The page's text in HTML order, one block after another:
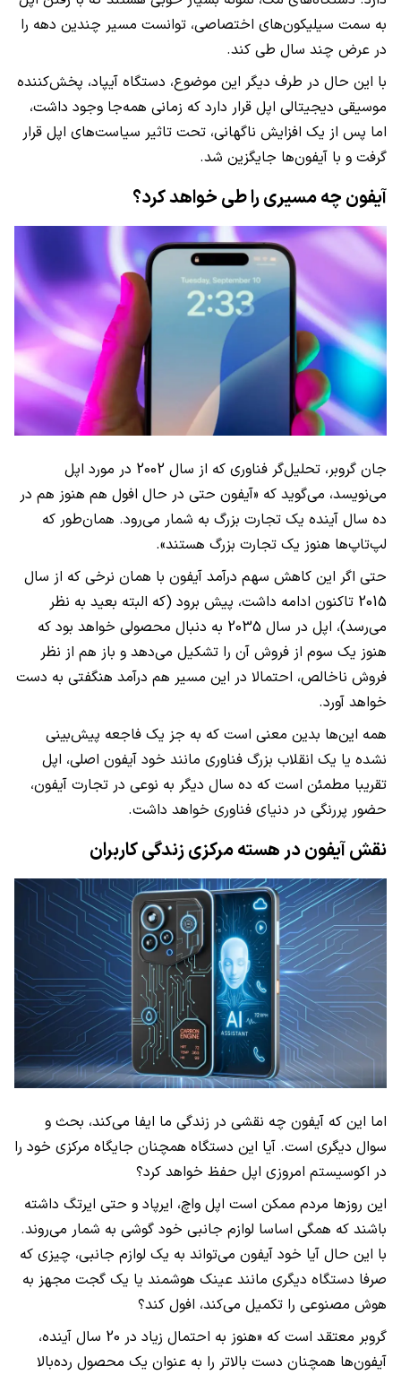
به سمت سیلیکون‌های اختصاصی، توانست مسیر چندین دهه را
در عرض چند سال طی کند.
با این حال در طرف دیگر این موضوع، دستگاه آیپاد، پخش‌کننده
موسیقی دیجیتالی اپل قرار دارد که زمانی همه‌جا وجود داشت،
اما پس از یک افزایش ناگهانی، تحت تاثیر سیاست‌های اپل قرار
گرفت و با آیفون‌ها جایگزین شد.
آیفون چه مسیری را طی خواهد کرد؟
جان گروبر، تحلیل‌گر فناوری که از سال 2002 در مورد اپل
می‌نویسد، می‌گوید که «آیفون حتی در حال افول هم هنوز هم در
ده سال آینده یک تجارت بزرگ به شمار می‌رود. همان‌طور که
لپ‌تاپ‌ها هنوز یک تجارت بزرگ هستند».
حتی اگر این کاهش سهم درآمد آیفون با همان نرخی که از سال
2015 تاکنون ادامه داشت، پیش برود (که البته بعید به نظر
می‌رسد)، اپل در سال 2035 به دنبال محصولی خواهد بود که
هنوز یک سوم از فروش آن را تشکیل می‌دهد و باز هم از نظر
فروش ناخالص، احتمالا در این مسیر هم درآمد هنگفتی به دست
خواهد آورد.
همه این‌ها بدین معنی است که به جز یک فاجعه پیش‌بینی
نشده یا یک انقلاب بزرگ فناوری مانند خود آیفون اصلی، اپل
تقریبا مطمئن است که ده سال دیگر به نوعی در تجارت آیفون،
حضور پررنگی در دنیای فناوری خواهد داشت.
نقش آیفون در هسته مرکزی زندگی کاربران
اما این که آیفون چه نقشی در زندگی ما ایفا می‌کند، بحث و
سوال دیگری است. آیا این دستگاه همچنان جایگاه مرکزی خود را
در اکوسیستم امروزی اپل حفظ خواهد کرد؟
این روزها مردم ممکن است اپل واچ، ایرپاد و حتی ایرتگ داشته
باشند که همگی اساسا لوازم جانبی خود گوشی به شمار می‌روند.
با این حال آیا خود آیفون می‌تواند به یک لوازم جانبی، چیزی که
صرفا دستگاه دیگری مانند عینک هوشمند یا یک گجت مجهز به
هوش مصنوعی را تکمیل می‌کند، افول کند؟
گروبر معتقد است که «هنوز به احتمال زیاد در 20 سال آینده،
آیفون‌ها همچنان دست بالاتر را به عنوان یک محصول رده‌بالا